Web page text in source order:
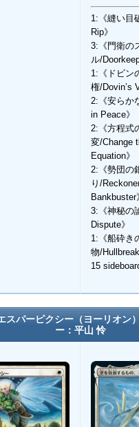
1:《縫い目
Rip》
3:《門衛の
ル/
1:《ドビン
権/Dovin’s
2:《安らか
in Peace》
2:《方程式
変/Change
Equation》
2:《勢団の
り/
Bankbuster
3:《神秘の
Dispute》
1:《船砕き
物/
15
スパーピクシー（ヨーリオ
ー：平山 怜